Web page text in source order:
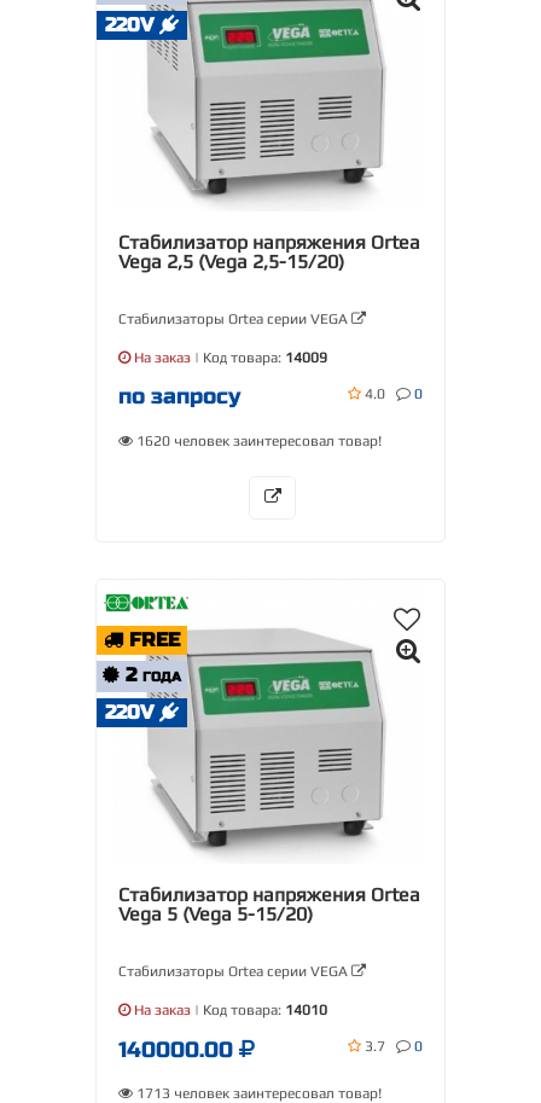
220V
Стабилизатор напряжения Ortea
Vega 2,5 (Vega 2,5-15/20)
Стабилизаторы Ortea серии VEGA
На заказ | Код товара: 14009
по запросу 4.0 0
1620 человек заинтересовал товар!
FREE
2 ГОДА
220V
Стабилизатор напряжения Ortea
Vega 5 (Vega 5-15/20)
Стабилизаторы Ortea серии VEGA
На заказ | Код товара: 14010
140000.00 3.7 0
1713 человек заинтересовал товар!